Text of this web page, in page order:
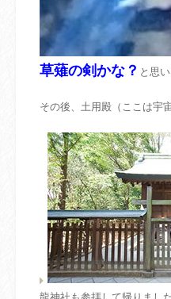
草薙の剣かな？ と思い
その後、土用殿（ここは宇